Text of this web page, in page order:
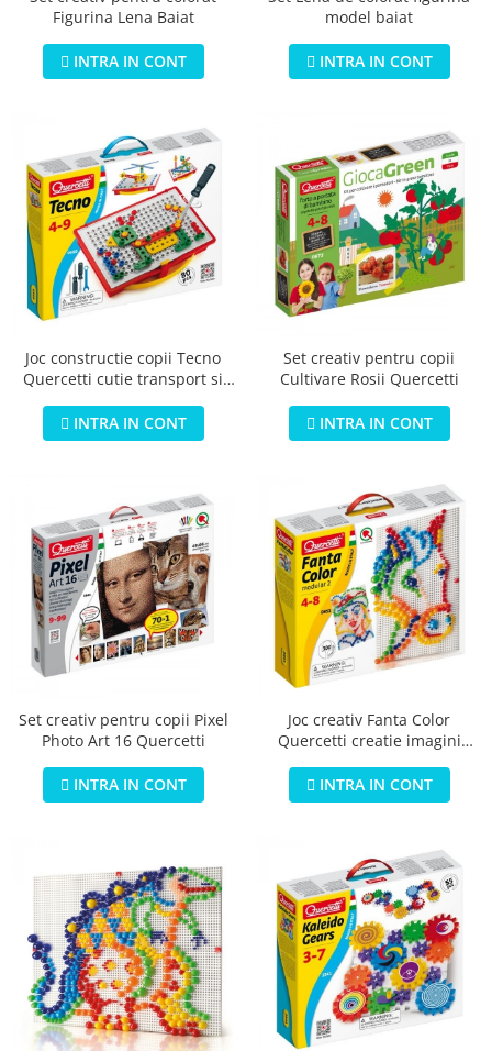
Figurina Lena Baiat
INTRA IN CONT
model baiat
INTRA IN CONT
Joc constructie copii Tecno
Quercetti cutie transport si
INTRA IN CONT
Set creativ pentru copii
Cultivare Rosii Quercetti
INTRA IN CONT
Set creativ pentru copii Pixel
Photo Art 16 Quercetti
INTRA IN CONT
Joc creativ Fanta Color
Quercetti creatie imagini
INTRA IN CONT